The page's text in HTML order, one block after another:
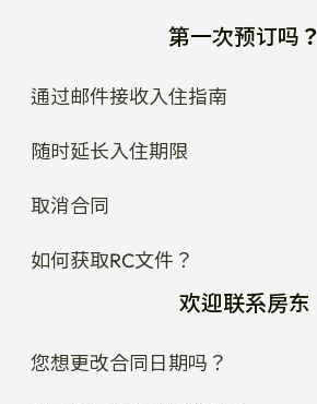
第一次预订吗？
通过邮件接收入住指南
随时延长入住期限
取消合同
如何获取RC文件？
欢迎联系房东
您想更改合同日期吗？